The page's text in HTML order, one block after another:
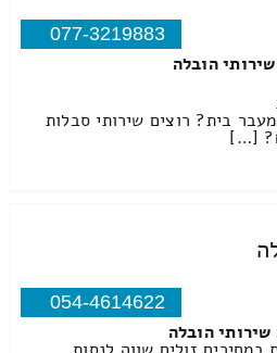
077-3219883
הובלה
בית? רוצים שירותי סבלות
[…]
054-4614622
הובלה